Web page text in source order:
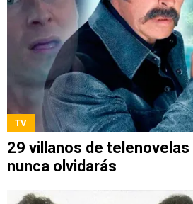
TV
29 villanos de
nunca olvidarás